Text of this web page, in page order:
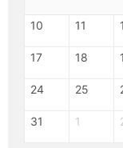
10 11
17 18
24 25
31 1